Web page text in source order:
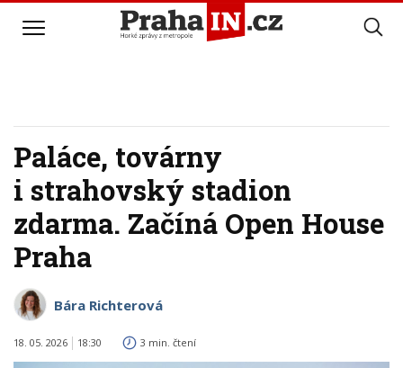
Paláce, továrny
i strahovský stadion
zdarma. Začíná Open House
Praha
Bára Richterová
18. 05. 2026 18:30 3 min. čtení